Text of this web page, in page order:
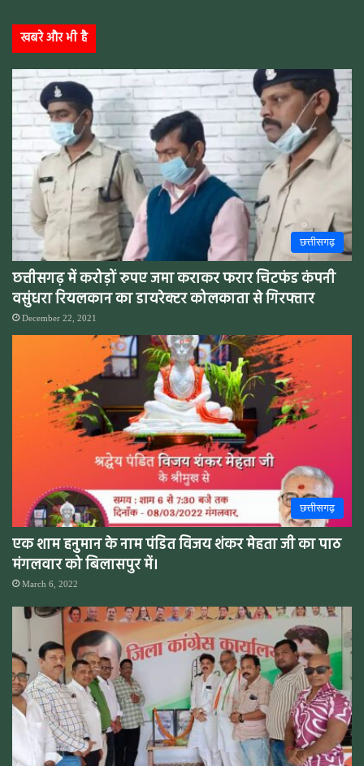
खबरे और भी है
छत्तीसगढ़
छत्तीसगढ़ में करोड़ों रुपए जमा कराकर फरार चिटफंड कंपनी
वसुंधरा रियलकान का डायरेक्टर कोलकाता से गिरफ्तार
December 22, 2021
छत्तीसगढ़
एक शाम हनुमान के नाम पंडित विजय शंकर मेहता जी का पाठ
मंगलवार को बिलासपुर में।
March 6, 2022